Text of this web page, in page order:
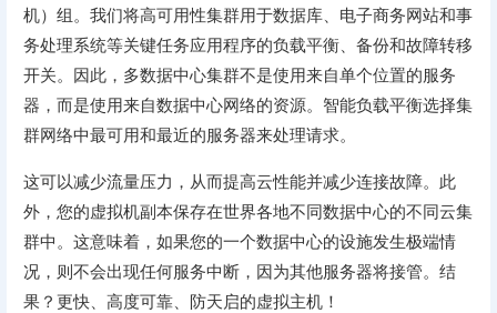
机）组。我们将高可用性集群用于数据库、电子商务网站和事
务处理系统等关键任务应用程序的负载平衡、备份和故障转移
开关。因此，多数据中心集群不是使用来自单个位置的服务
器，而是使用来自数据中心网络的资源。智能负载平衡选择集
群网络中最可用和最近的服务器来处理请求。
这可以减少流量压力，从而提高云性能并减少连接故障。此
外，您的虚拟机副本保存在世界各地不同数据中心的不同云集
群中。这意味着，如果您的一个数据中心的设施发生极端情
况，则不会出现任何服务中断，因为其他服务器将接管。结
果？更快、高度可靠、防天启的虚拟主机！